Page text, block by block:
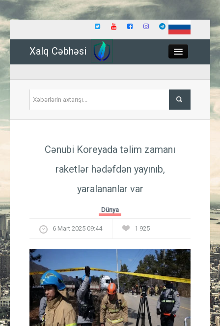
Xalq Cəbhəsi
İqtisadiyyat
Güney Azərbaycan
Mədəniyyət
Müsahibə
İdman
Cənubi Koreyada təlim zamanı
raketlər hədəfdən yayınıb,
yaralananlar var
Dünya
6 Mart 2025 09:44 1 925